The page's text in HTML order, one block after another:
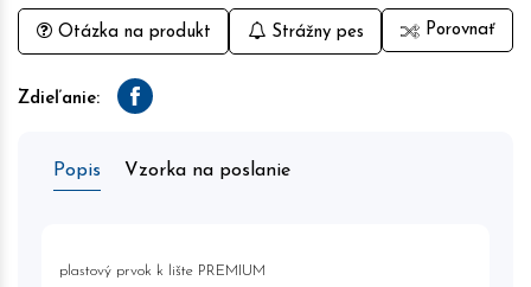
Otázka na produkt Strážny pes Porovnať
Zdieľanie: Facebook
Popis Vzorka na poslanie
plastový prvok k lište PREMIUM